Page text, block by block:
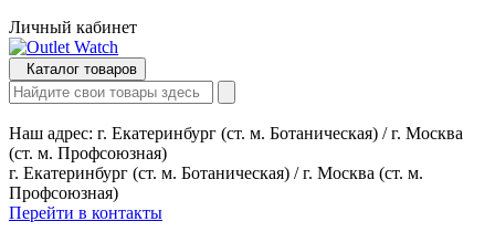
Личный кабинет
Каталог товаров
Наш адрес: г. Екатеринбург (ст. м. Ботаническая) / г. Москва
(ст. м. Профсоюзная)
г. Екатеринбург (ст. м. Ботаническая) / г. Москва (ст. м.
Профсоюзная)
Перейти в контакты